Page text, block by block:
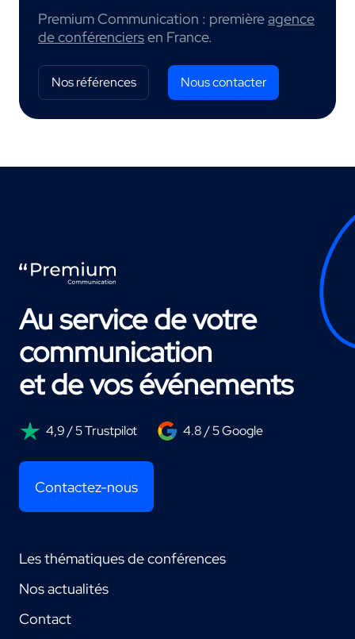
Premium Communication : premièreagence
de conférenciersen France.
Nos références Nous contacter
Au service de votre
communication
et de vos événements
4,9 / 5 Trustpilot 4.8 / 5 Google
Contactez-nous
Les thématiques de conférences
Nos actualités
Contact